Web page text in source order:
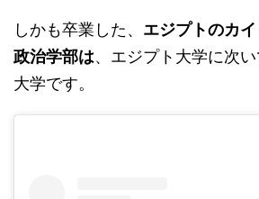
しかも卒業した、 エジプトのカ
政治学部は、エジプト大学に次
大学です。